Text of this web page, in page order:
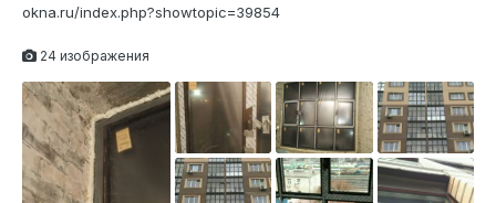
okna.ru/index.php?showtopic=39854
24 изображения